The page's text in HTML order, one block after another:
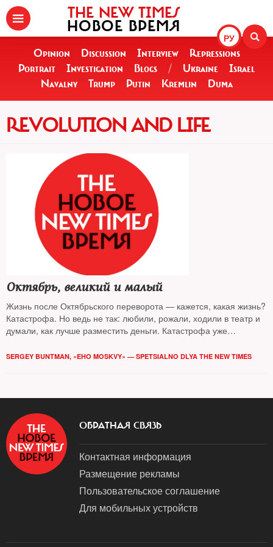
РУ
THE NEW TIMES
НОВОЕ ВРЕМЯ
Opinion Discussion Interview
Repressions
Portrait
Investigation Blogs / Ukraine
Israel
Navalny
Trump Putin Kremlin Duma
REVOLUTION AND LIFE
Октябрь, великий и малый
Жизнь после Октябрьского переворота — кажется, какая жизнь?
Катастрофа. Но ведь не так: любили, рожали, ходили в театр и
думали, как лучше разместить деньги. Катастрофа уже
страна этого не замечала: не с нами, не здесь…
SERGEY BUNTMAN, «EHO MOSKVY» — SPETSIALNO DLYA THE NEW TIMES
ОБРАТНАЯ СВЯЗЬ
Контактная информация
Размещение рекламы
Пользовательское соглашение
Для мобильных устройств